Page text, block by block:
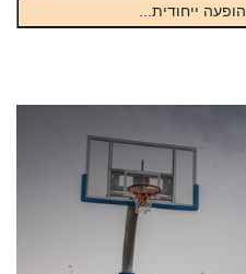
הופעה ייחודית...